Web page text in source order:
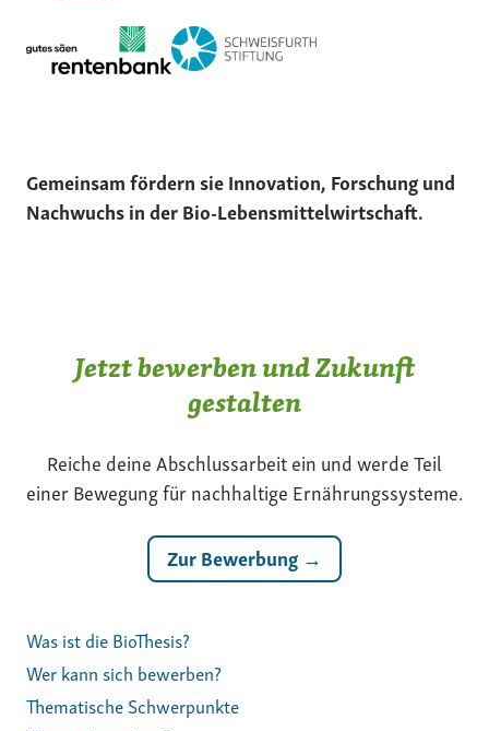
Gemeinsam fördern sie Innovation, Forschung und
Nachwuchs in der Bio-Lebensmittelwirtschaft.
Jetzt bewerben und Zukunft
gestalten
Reiche deine Abschlussarbeit ein und werde Teil
einer Bewegung für nachhaltige Ernährungssysteme.
Zur Bewerbung →
Was ist die BioThesis?
Wer kann sich bewerben?
Thematische Schwerpunkte